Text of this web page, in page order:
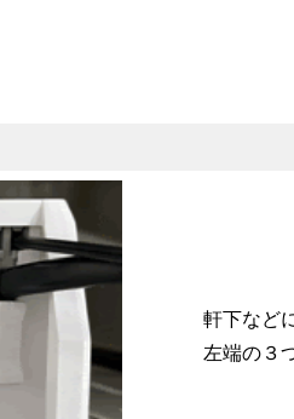
軒下など
左端の３